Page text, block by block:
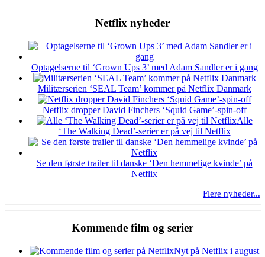
Netflix nyheder
Optagelserne til ‘Grown Ups 3’ med Adam Sandler er i gang
Militærserien ‘SEAL Team’ kommer på Netflix Danmark
Netflix dropper David Finchers ‘Squid Game’-spin-off
Alle
‘The Walking Dead’-serier er på vej til Netflix
Se den første trailer til danske ‘Den hemmelige kvinde’ på
Netflix
Flere nyheder...
Kommende film og serier
Nyt på Netflix i august